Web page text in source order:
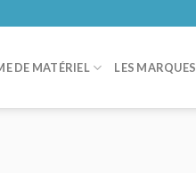
DE MATÉRIEL LES MARQUES